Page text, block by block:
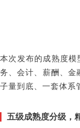
本次发布的成熟度
务、会计、薪酬、金
子量到底、一套体系
五级成熟度分级，